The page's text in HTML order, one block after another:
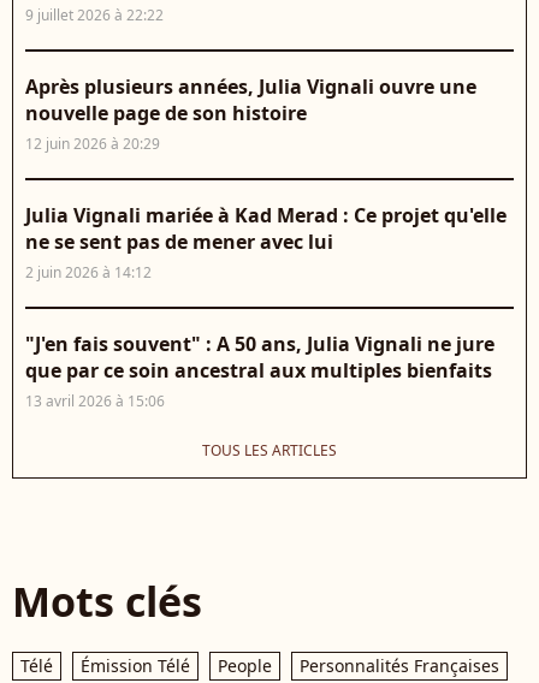
9 juillet 2026 à 22:22
Après plusieurs années, Julia Vignali ouvre une
nouvelle page de son histoire
12 juin 2026 à 20:29
Julia Vignali mariée à Kad Merad : Ce projet qu'elle
ne se sent pas de mener avec lui
2 juin 2026 à 14:12
"J'en fais souvent" : A 50 ans, Julia Vignali ne jure
que par ce soin ancestral aux multiples bienfaits
13 avril 2026 à 15:06
TOUS LES ARTICLES
Mots clés
Télé Émission Télé People
Personnalités Françaises